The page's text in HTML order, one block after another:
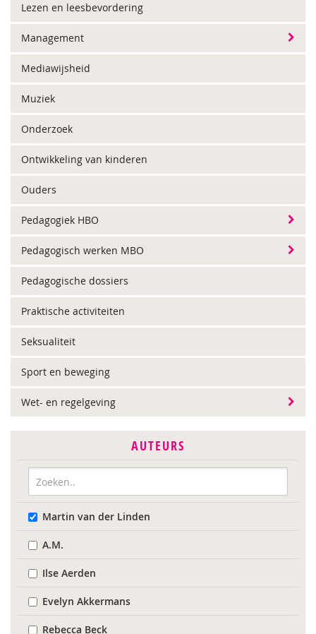
Lezen en leesbevordering
Management
Mediawijsheid
Muziek
Onderzoek
Ontwikkeling van kinderen
Ouders
Pedagogiek HBO
Pedagogisch werken MBO
Pedagogische dossiers
Praktische activiteiten
Seksualiteit
Sport en beweging
Wet- en regelgeving
AUTEURS
Martin van der Linden
A.M.
Ilse Aerden
Evelyn Akkermans
Rebecca Beck